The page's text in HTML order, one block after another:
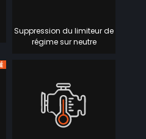
Suppression du limiteur de
régime sur neutre